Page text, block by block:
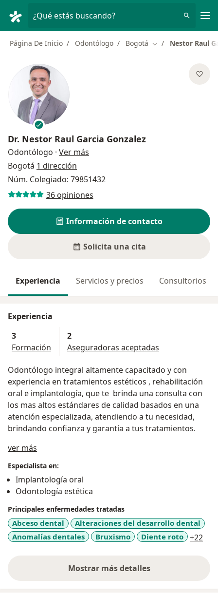
¿Qué estás buscando?
Página De Inicio Odontólogo Bogotá Cambiar de ciudad
Nestor Raul
Dr. Nestor Raul Garcia Gonzalez
Odontólogo · Ver más
Bogotá 1 dirección
Núm. Colegiado: 79851432
36 opiniones
Información de contacto
Solicita una cita
Experiencia Servicios y precios Consultorios
Experiencia
3
Formación
2
Aseguradoras aceptadas
Odontólogo integral altamente capacitado y con
experiencia en tratamientos estéticos , rehabilitación
oral e implantología, que te brinda una consulta con
los mas altos estándares de calidad basados en una
atención especializada, atendiendo a tu necesidad,
brindando confianza y garantía a tus tratamientos.
ver más
Especialista en:
Implantología oral
Odontología estética
Principales enfermedades tratadas
Abceso dental
Alteraciones del desarrollo dental
Anomalías dentales
Bruxismo Diente roto +22
Mostrar más detalles
sobre la experiencia